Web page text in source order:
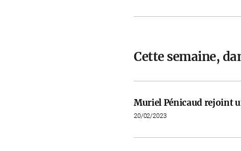
Cette semaine,
Muriel Pénicaud rejoint
20/02/2023